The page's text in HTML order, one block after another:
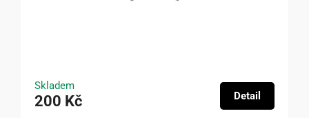
Skladem
200 Kč Detail